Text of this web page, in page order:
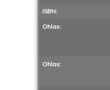
ISBN:
Ohlas:
Ohlas: